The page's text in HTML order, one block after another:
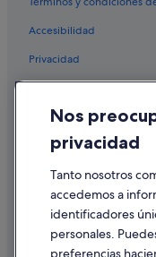
Accesibilidad
Privacidad
Cookies
Condiciones de uso
Información legal/contacto
Pautas sobre el
Ayuda
Nos
privacidad
Tanto nosotros
accedemos a
identificadores
personales.
preferencias